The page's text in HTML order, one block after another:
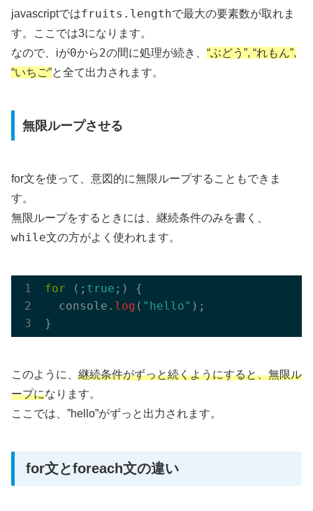
javascriptではfruits.lengthで最大の要素数が取れま
す。ここでは3になります。
なので、iが0から2の間に処理が続き、 “ぶどう”, “れもん”,
“いちご”と全て出力されます。
無限ループさせる
for文を使って、意図的に無限ループすることもできま
す。
無限ループをするときには、継続条件のみを書く、
while文の方がよく使われます。
for (; true ;) {
  console.
log ( "hello" );
このように、 継続条件がずっと続くようにすると、無限ル
ープになります。
ここでは、”hello”がずっと出力されます。
for文とforeach文の違い